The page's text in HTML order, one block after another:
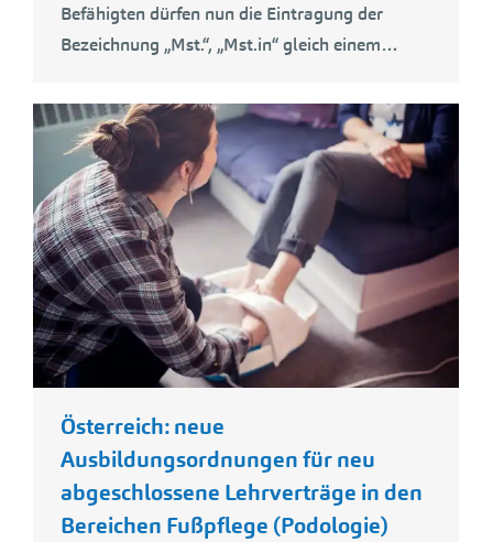
Befähigten dürfen nun die Eintragung der
Bezeichnung „Mst.“, „Mst.in“ gleich einem…
Österreich: neue
Ausbildungsordnungen für neu
abgeschlossene Lehrverträge in den
Bereichen Fußpflege (Podologie)